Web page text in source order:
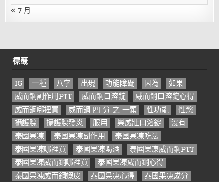
« 7 月
標籤
IG 一種 八字 出現 功能障礙 因為
如果
威而鋼副作用PTT
威而鋼口溶錠
威而鋼口溶錠心得
威而鋼哪裡買
威而鋼 四 分 之 一顆 性功能
性慾
攝護腺
攝護腺發炎 服用 樂威壯口溶錠
沒有
泰國果凍
泰國果凍副作用
泰國果凍吃法
泰國果凍哪裡買
泰國果凍喝酒
泰國果凍威而鋼PTT
泰國果凍威而鋼哪裡買
泰國果凍威而鋼心得
泰國果凍威而鋼蝦皮
泰國果凍心得
泰國果凍成分